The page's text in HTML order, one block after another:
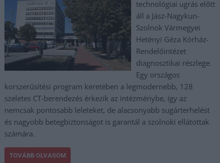
technológiai ugrás előtt
áll a Jász-Nagykun-
Szolnok Vármegyei
Hetényi Géza Kórház-
Rendelőintézet
diagnosztikai részlege.
Egy országos
korszerűsítési program keretében a legmodernebb, 128
szeletes CT-berendezés érkezik az intézménybe, így az
nemcsak pontosabb leleteket, de alacsonyabb sugárterhelést
és nagyobb betegbiztonságot is garantál a szolnoki ellátottak
számára.
TOVÁBB OLVASOM